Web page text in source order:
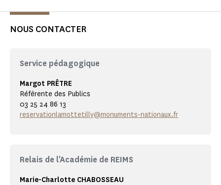
NOUS CONTACTER
Service pédagogique
Margot PRÊTRE
Référente des Publics
03 25 24 86 13
reservationlamottetilly@monuments-nationaux.fr
Relais de l'Académie de REIMS
Marie-Charlotte CHABOSSEAU